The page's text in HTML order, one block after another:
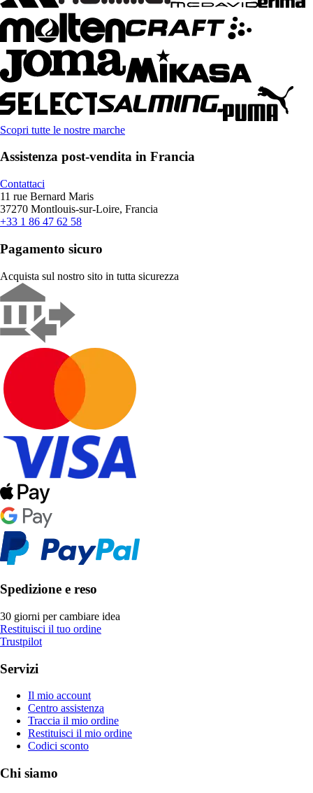
Scopri tutte le nostre marche
Assistenza post-vendita in Francia
Contattaci
11 rue Bernard Maris
37270 Montlouis-sur-Loire, Francia
+33 1 86 47 62 58
Pagamento sicuro
Acquista sul nostro sito in tutta sicurezza
Spedizione e reso
30 giorni per cambiare idea
Restituisci il tuo ordine
Trustpilot
Servizi
Il mio account
Centro assistenza
Traccia il mio ordine
Restituisci il mio ordine
Codici sconto
Chi siamo